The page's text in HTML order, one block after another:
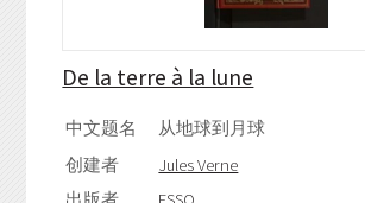
De la terre à la lune
中文题名
从地球到月球
创建者
Jules Verne